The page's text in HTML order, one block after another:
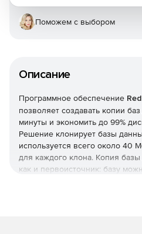
Описание
Программное обеспечение
позволяет создавать копии
минуты и экономить до 99%
Решение клонирует базы
используется всего около 40
для каждого клона. Копия
как и первоисточник: базу
Поможем с выбором